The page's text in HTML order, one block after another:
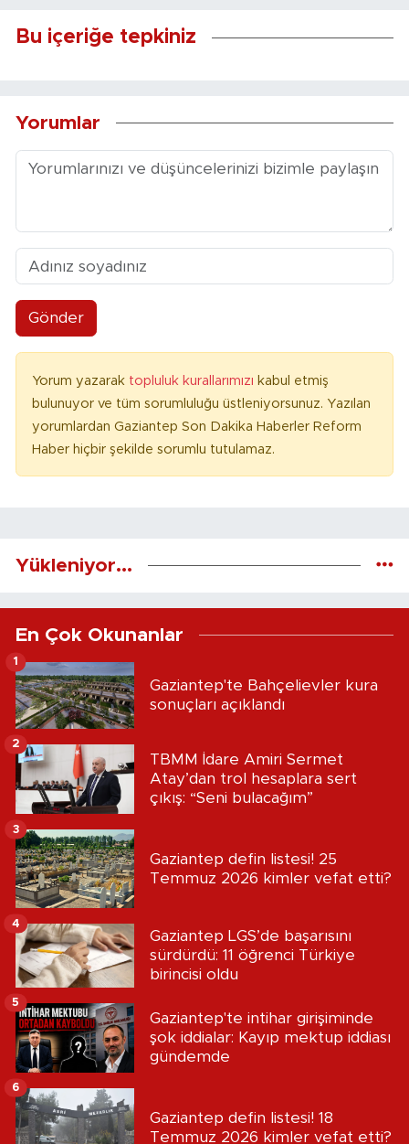
Bu içeriğe tepkiniz
Yorumlar
Gönder
Yorum yazarak topluluk kurallarımızı kabul etmiş
bulunuyor ve tüm sorumluluğu üstleniyorsunuz. Yazılan
yorumlardan Gaziantep Son Dakika Haberler Reform
Haber hiçbir şekilde sorumlu tutulamaz.
Yükleniyor...
En Çok Okunanlar
Gaziantep'te Bahçelievler kura
sonuçları açıklandı
1
TBMM İdare Amiri Sermet
Atay’dan trol hesaplara sert
çıkış: “Seni bulacağım”
2
Gaziantep defin listesi! 25
Temmuz 2026 kimler vefat etti?
3
Gaziantep LGS’de başarısını
sürdürdü: 11 öğrenci Türkiye
birincisi oldu
4
Gaziantep'te intihar girişiminde
şok iddialar: Kayıp mektup iddiası
gündemde
5
Gaziantep defin listesi! 18
Temmuz 2026 kimler vefat etti?
6